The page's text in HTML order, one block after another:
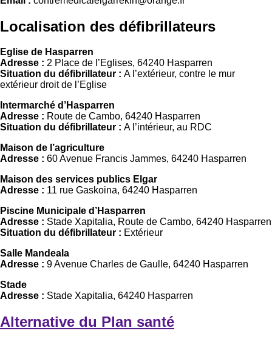
Localisation des défibrillateurs
Eglise de Hasparren
Adresse : 2 Place de l’Eglises, 64240 Hasparren
Situation du défibrillateur : A l’extérieur, contre le mur
extérieur droit de l’Eglise
Intermarché d’Hasparren
Adresse : Route de Cambo, 64240 Hasparren
Situation du défibrillateur : A l’intérieur, au RDC
Maison de l’agriculture
Adresse : 60 Avenue Francis Jammes, 64240 Hasparren
Maison des services publics Elgar
Adresse : 11 rue Gaskoina, 64240 Hasparren
Piscine Municipale d’Hasparren
Adresse : Stade Xapitalia, Route de Cambo, 64240 Hasparren
Situation du défibrillateur : Extérieur
Salle Mandeala
Adresse : 9 Avenue Charles de Gaulle, 64240 Hasparren
Stade
Adresse : Stade Xapitalia, 64240 Hasparren
Alternative du Plan santé